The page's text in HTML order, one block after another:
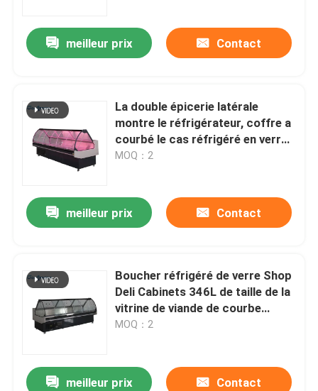
meilleur prix Contact
La double épicerie latérale
montre le réfrigérateur, coffre a
courbé le cas réfrigéré en verre
d'épicerie
MOQ：2
meilleur prix Contact
Boucher réfrigéré de verre Shop
Deli Cabinets 346L de taille de la
vitrine de viande de courbe
1200mm
MOQ：2
meilleur prix Contact